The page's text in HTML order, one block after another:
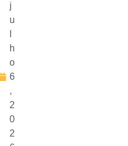
j
u
h
o
6
,
2
0
2